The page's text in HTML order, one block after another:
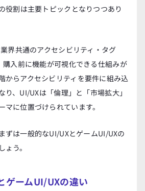
役割は主要トピックとなりつつあり
界共通のアクセシビリティ・タグ
購入前に機能が可視化できる仕組みが
からアクセシビリティを要件に組み込
り、UI/UXは「倫理」と「市場拡大」
マに位置づけられています。
ずは一般的なUI/UXとゲームUI/UXの
う。
ゲームUI/UXの違い